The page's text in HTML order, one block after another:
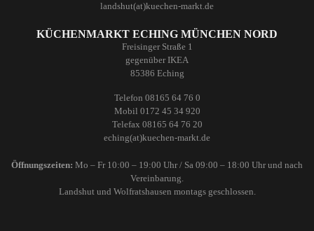
landshut(at)kuechen-markt.de
KÜCHENMARKT ECHING MÜNCHEN NORD
Freisinger Straße 1
gegenüber IKEA
85386 Eching
Telefon 08165 64 76 0
Mobil 0172 45 34 920
Telefax 08165 64 76 20
eching(at)kuechen-markt.de
Öffnungszeiten: Mo – Fr 10:00 – 19:00 Uhr / Sa 09:00 – 18:00 Uhr und nach
Vereinbarung.
Landshut und Wolfratshausen montags geschlossen.